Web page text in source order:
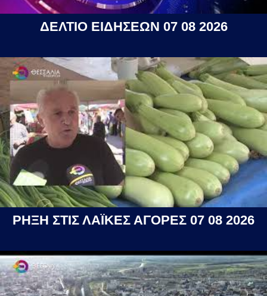
ΔΕΛΤΙΟ ΕΙΔΗΣΕΩΝ 07 08 2026
ΡΗΞΗ ΣΤΙΣ ΛΑΪΚΕΣ ΑΓΟΡΕΣ 07 08 2026